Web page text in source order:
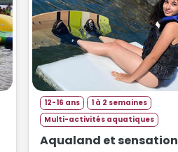
12-16 ans
1 à 2 semaines
Multi-activités aquatiques
Aqualand et sensation